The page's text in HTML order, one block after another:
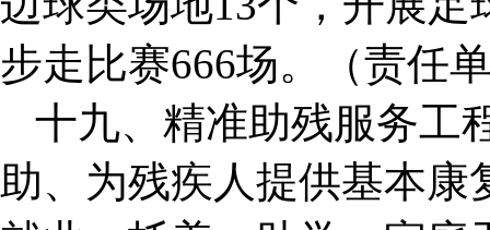
步走比赛666场。（责任
十九、精准助残服务工
助、为残疾人提供基本康